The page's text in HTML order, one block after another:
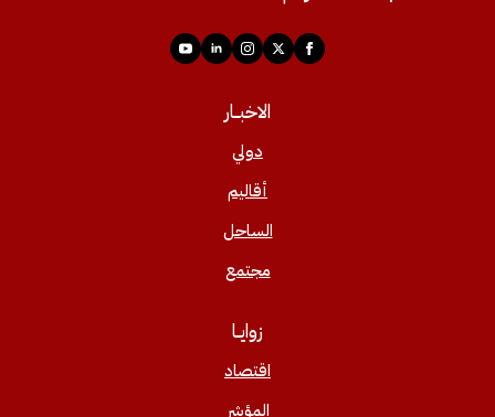
الاخبــار
دولي
أقاليم
الساحل
مجتمع
زوايــا
اقتصاد
المؤشر